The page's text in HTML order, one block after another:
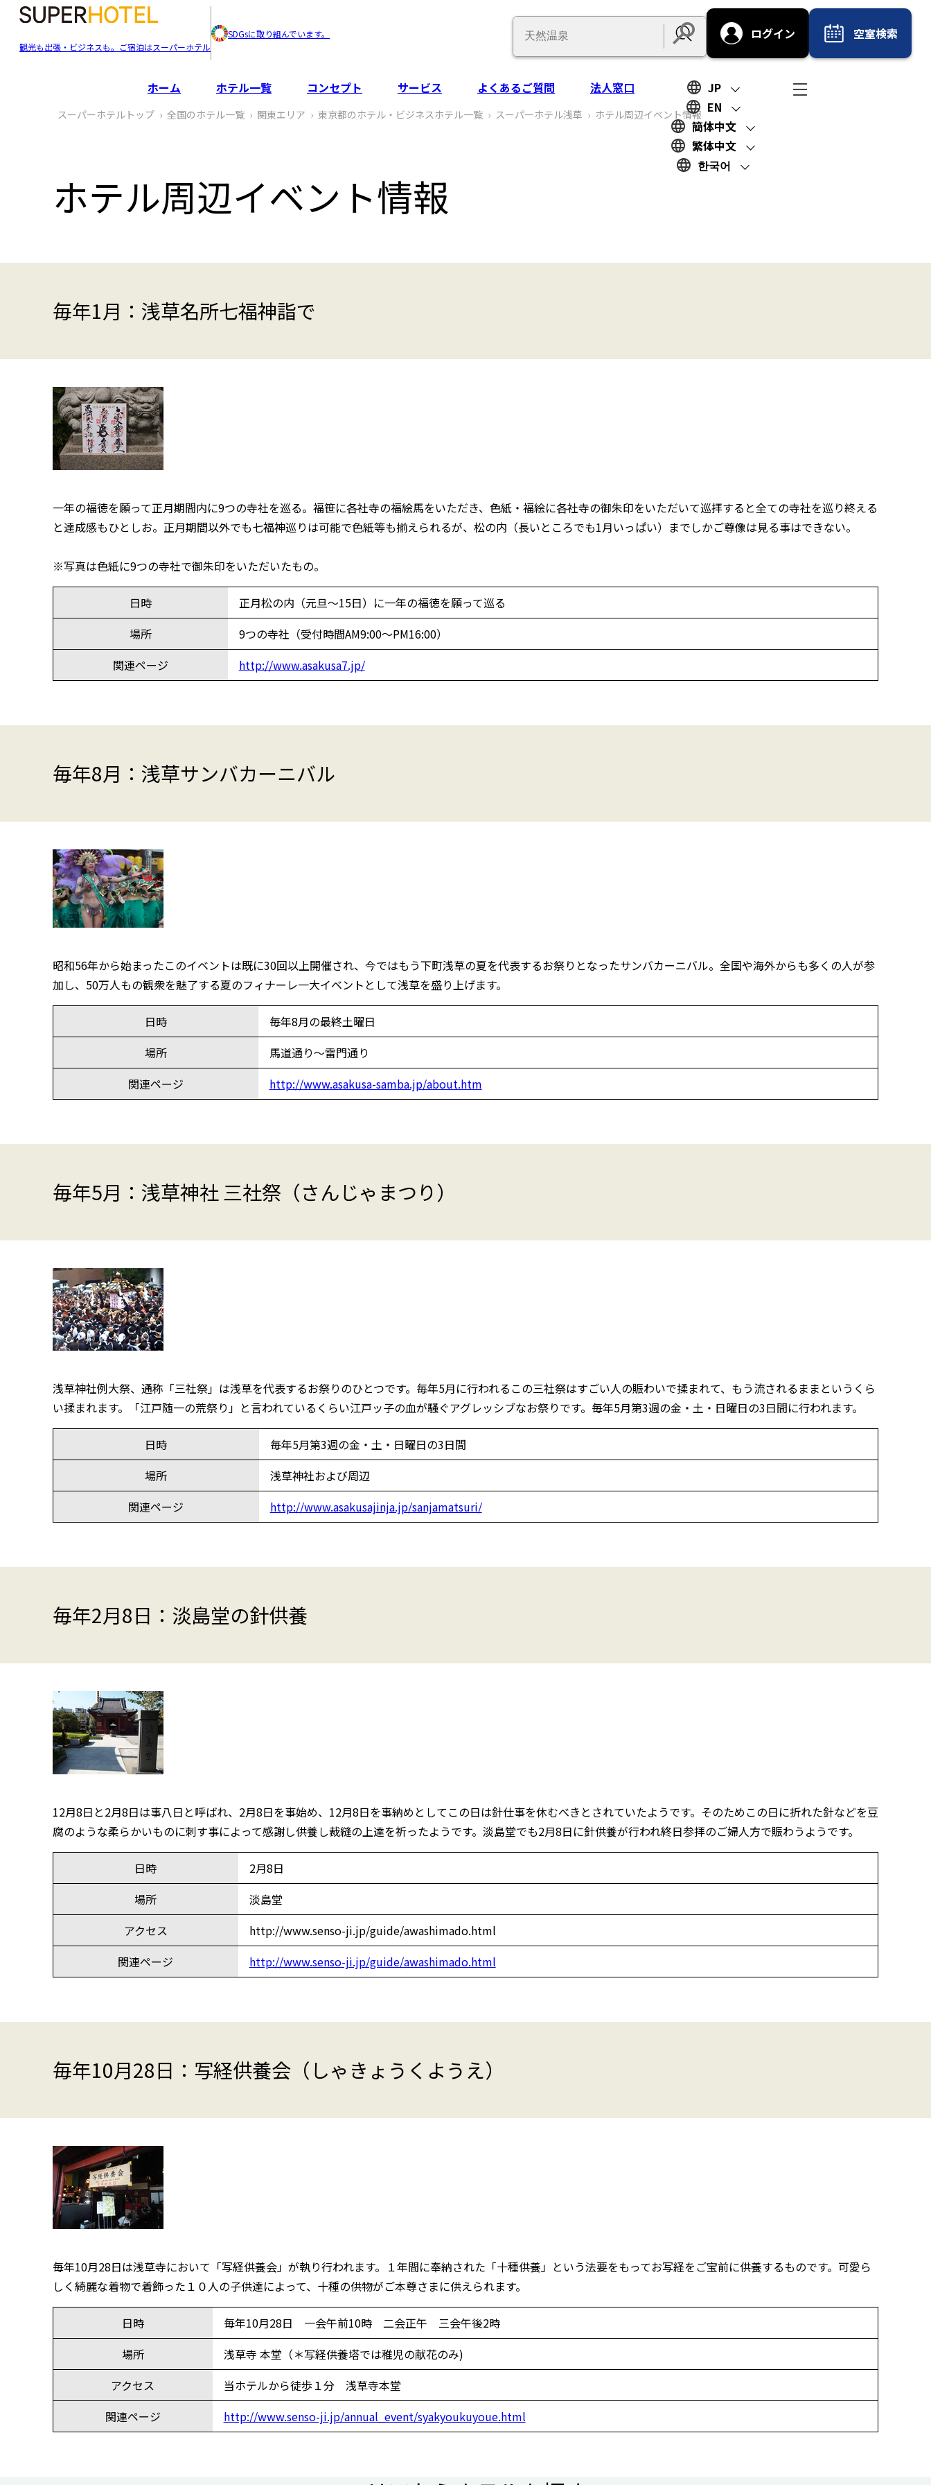
観光も出張・ビジネスも。ご宿泊はスーパーホテル
SDGsに取り組んでいます。
search
Submit
ログイン 空室検索
ホーム ホテル一覧 コンセプト サービス よくあるご質問 法人窓口
JP
EN
簡体中文
繁体中文
한국어
スーパーホテルトップ 全国のホテル一覧 関東エリア 東京都のホテル・ビジネスホテル一覧 スーパーホテル浅草 ホテル周辺イベント情報
ホテル周辺イベント情報
毎年1月：浅草名所七福神詣で
一年の福徳を願って正月期間内に9つの寺社を巡る。福笹に各社寺の福絵馬をいただき、色紙・福絵に各社寺の御朱印をいただいて巡拝すると全ての寺社を巡り終える
と達成感もひとしお。正月期間以外でも七福神巡りは可能で色紙等も揃えられるが、松の内（長いところでも1月いっぱい）までしかご尊像は見る事はできない。
※写真は色紙に9つの寺社で御朱印をいただいたもの。
日時
正月松の内（元旦〜15日）に一年の福徳を願って巡る
場所
9つの寺社（受付時間AM9:00～PM16:00）
関連ページ
http://www.asakusa7.jp/
毎年8月：浅草サンバカーニバル
昭和56年から始まったこのイベントは既に30回以上開催され、今ではもう下町浅草の夏を代表するお祭りとなったサンバカーニバル。全国や海外からも多くの人が参
加し、50万人もの観衆を魅了する夏のフィナーレ一大イベントとして浅草を盛り上げます。
日時
毎年8月の最終土曜日
場所
馬道通り〜雷門通り
関連ページ
http://www.asakusa-samba.jp/about.htm
毎年5月：浅草神社 三社祭（さんじゃまつり）
浅草神社例大祭、通称「三社祭」は浅草を代表するお祭りのひとつです。毎年5月に行われるこの三社祭はすごい人の賑わいで揉まれて、もう流されるままというくら
い揉まれます。「江戸随一の荒祭り」と言われているくらい江戸ッ子の血が騒ぐアグレッシブなお祭りです。毎年5月第3週の金・土・日曜日の3日間に行われます。
日時
毎年5月第3週の金・土・日曜日の3日間
場所
浅草神社および周辺
関連ページ
http://www.asakusajinja.jp/sanjamatsuri/
毎年2月8日：淡島堂の針供養
12月8日と2月8日は事八日と呼ばれ、2月8日を事始め、12月8日を事納めとしてこの日は針仕事を休むべきとされていたようです。そのためこの日に折れた針などを豆
腐のような柔らかいものに刺す事によって感謝し供養し裁縫の上達を祈ったようです。淡島堂でも2月8日に針供養が行われ終日参拝のご婦人方で賑わうようです。
日時
2月8日
場所
淡島堂
アクセス
http://www.senso-ji.jp/guide/awashimado.html
関連ページ
http://www.senso-ji.jp/guide/awashimado.html
毎年10月28日：写経供養会（しゃきょうくようえ）
毎年10月28日は浅草寺において「写経供養会」が執り行われます。１年間に奉納された「十種供養」という法要をもってお写経をご宝前に供養するものです。可愛ら
しく綺麗な着物で着飾った１０人の子供達によって、十種の供物がご本尊さまに供えられます。
日時
毎年10月28日 一会午前10時 二会正午 三会午後2時
場所
浅草寺 本堂（＊写経供養塔では稚児の献花のみ)
アクセス
当ホテルから徒歩１分 浅草寺本堂
関連ページ
http://www.senso-ji.jp/annual_event/syakyoukuyoue.html